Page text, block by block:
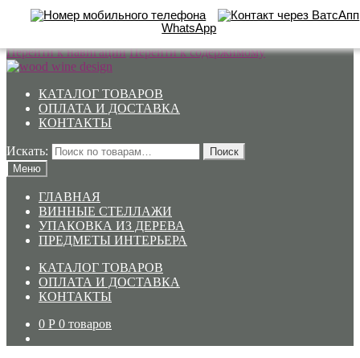
WhatsApp
Перейти к навигации Перейти к содержимому
КАТАЛОГ ТОВАРОВ
ОПЛАТА И ДОСТАВКА
КОНТАКТЫ
Искать:
Поиск
Меню
ГЛАВНАЯ
ВИННЫЕ СТЕЛЛАЖИ
УПАКОВКА ИЗ ДЕРЕВА
ПРЕДМЕТЫ ИНТЕРЬЕРА
КАТАЛОГ ТОВАРОВ
ОПЛАТА И ДОСТАВКА
КОНТАКТЫ
0 Р 0 товаров